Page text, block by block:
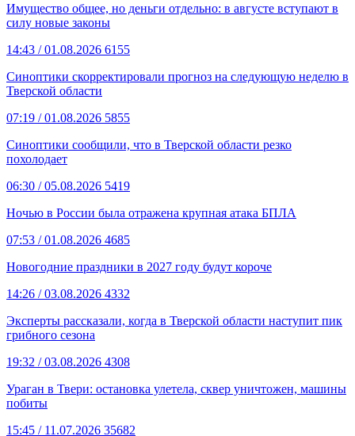
Имущество общее, но деньги отдельно: в августе вступают в
силу новые законы
14:43 / 01.08.2026 6155
Синоптики скорректировали прогноз на следующую неделю в
Тверской области
07:19 / 01.08.2026 5855
Синоптики сообщили, что в Тверской области резко
похолодает
06:30 / 05.08.2026 5419
Ночью в России была отражена крупная атака БПЛА
07:53 / 01.08.2026 4685
Новогодние праздники в 2027 году будут короче
14:26 / 03.08.2026 4332
Эксперты рассказали, когда в Тверской области наступит пик
грибного сезона
19:32 / 03.08.2026 4308
Ураган в Твери: остановка улетела, сквер уничтожен, машины
побиты
15:45 / 11.07.2026 35682